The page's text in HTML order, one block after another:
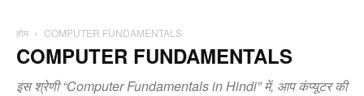
होम COMPUTER FUNDAMENTALS
COMPUTER FUNDAMENTALS
इस श्रेणी “Computer Fundamentals in Hindi” में, आप कंप्यूटर की